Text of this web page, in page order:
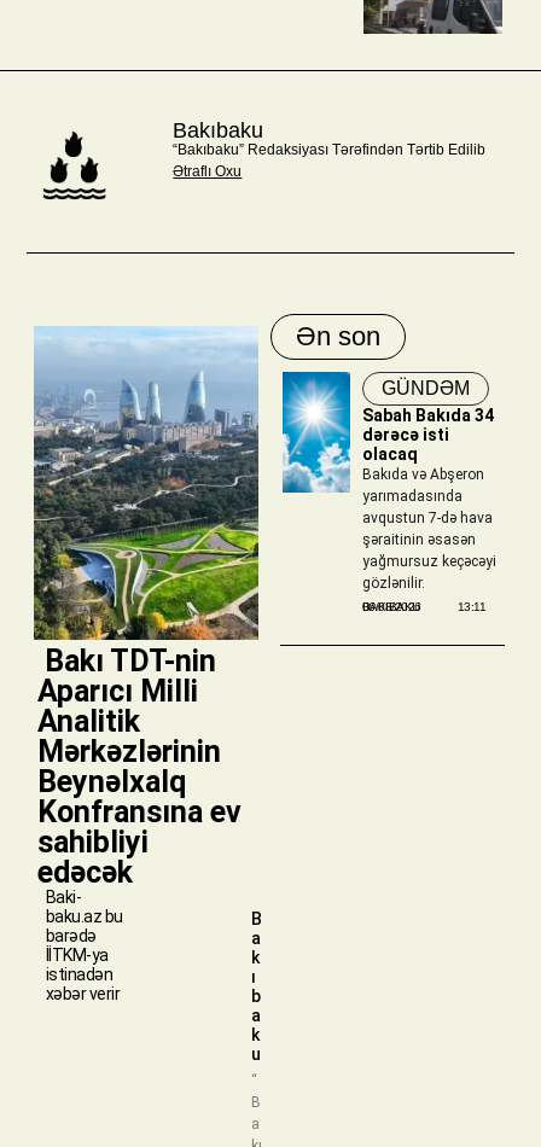
Bakıbaku
“Bakıbaku” Redaksiyası Tərəfindən Tərtib Edilib
Ətraflı Oxu
​ Bakı TDT-nin
Aparıcı Milli
Analitik
Mərkəzlərinin
Beynəlxalq
Konfransına ev
sahibliyi
edəcək
Baki-
baku.az bu
barədə
İİTKM-ya
istinadən
xəbər verir
B
a
k
ı
b
a
k
u
“
B
a
Ən son
GÜNDƏM
Sabah Bakıda 34
dərəcə isti
olacaq
Bakıda və Abşeron
yarımadasında
avqustun 7-də hava
şəraitinin əsasən
yağmursuz keçəcəyi
gözlənilir.
BAKIBAKU
06/08/2026 13:11